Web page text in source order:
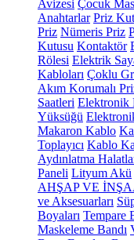
Avizesi Çocuk
Anahtarlar Priz
Priz Nümeris Priz
Kutusu Kontaktör
Rölesi Elektrik
Kabloları Çoklu
Akım Korumalı
Saatleri Elektronik
Yüksüğü
Makaron Kablo
Toplayıcı Kablo
Aydınlatma
Paneli Lityum Akü
AHŞAP VE
ve Aksesuarları
Boyaları Tempare
Maskeleme Bandı